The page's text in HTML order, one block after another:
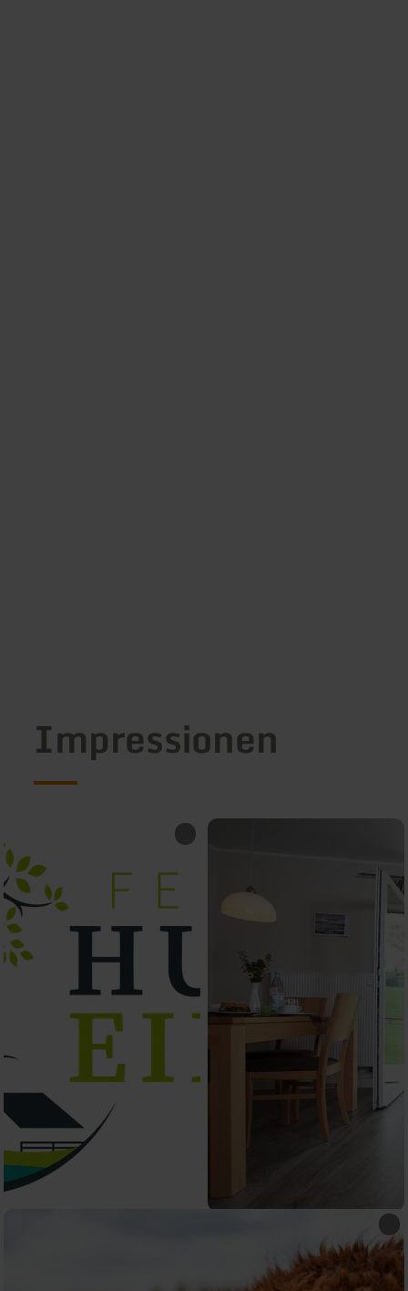
Impressionen